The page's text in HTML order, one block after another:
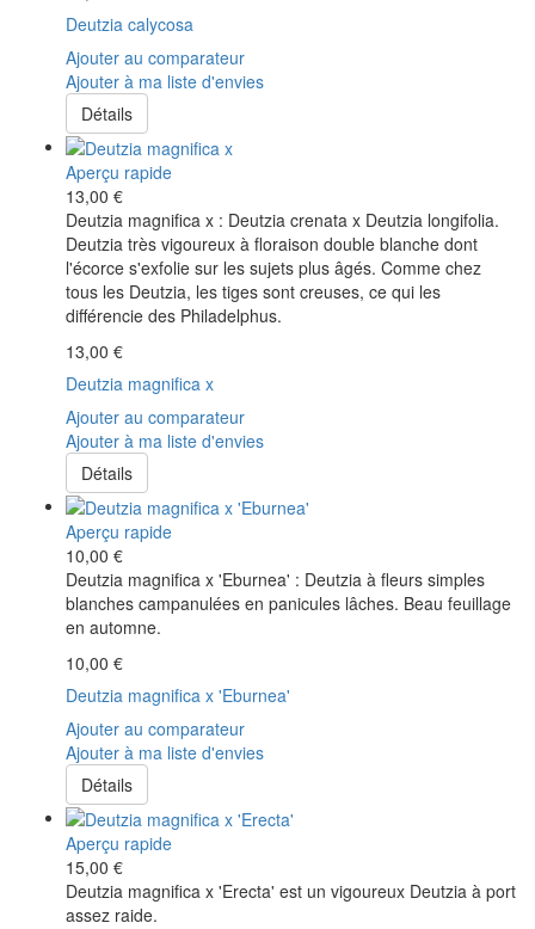
Deutzia calycosa
Ajouter au comparateur
Ajouter à ma liste d'envies
Détails
Aperçu rapide
13,00 €
Deutzia magnifica x : Deutzia crenata x Deutzia longifolia.
Deutzia très vigoureux à floraison double blanche dont
l'écorce s'exfolie sur les sujets plus âgés. Comme chez
tous les Deutzia, les tiges sont creuses, ce qui les
différencie des Philadelphus.
13,00 €
Deutzia magnifica x
Ajouter au comparateur
Ajouter à ma liste d'envies
Détails
Aperçu rapide
10,00 €
Deutzia magnifica x 'Eburnea' : Deutzia à fleurs simples
blanches campanulées en panicules lâches. Beau feuillage
en automne.
10,00 €
Deutzia magnifica x 'Eburnea'
Ajouter au comparateur
Ajouter à ma liste d'envies
Détails
Aperçu rapide
15,00 €
Deutzia magnifica x 'Erecta' est un vigoureux Deutzia à port
assez raide.